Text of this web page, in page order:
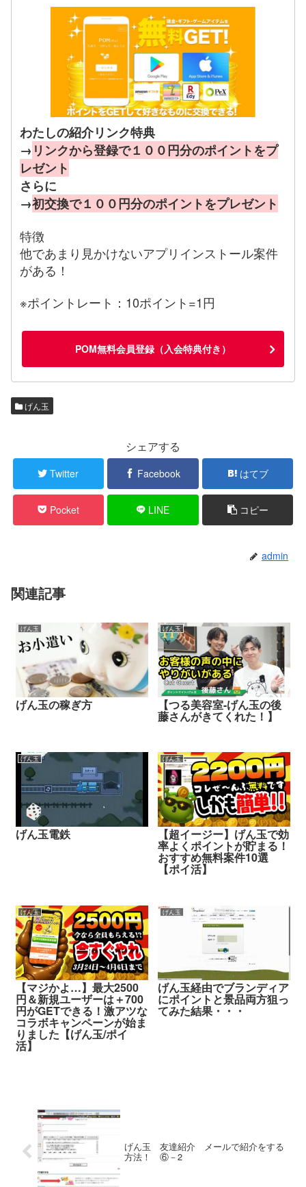
わたしの紹介リンク特典
→ リンクから登録で１００円分のポイントをプ
レゼント
さらに
→初交換で１００円分のポイントをプレゼント
特徴
他であまり見かけないアプリインストール案件
がある！
※ポイントレート：10ポイント=1円
POM無料会員登録（入会特典付き）
げん玉
シェアする
Twitter Facebook はてブ
Pocket LINE コピー
admin
関連記事
げん玉
げん玉の稼ぎ方
げん玉
【つる美容室-げん玉の後
藤さんがきてくれた！】
げん玉
げん玉電鉄
げん玉
【超イージー】げん玉で効
率よくポイントが貯まる！
おすすめ無料案件10選
【ポイ活】
げん玉
【マジかよ…】最大2500
円＆新規ユーザーは＋700
円がGETできる！激アツな
コラボキャンペーンが始ま
りました【げん玉/ポイ
活】
げん玉
げん玉経由でブランディア
にポイントと景品両方狙っ
てみた結果・・・
げん玉 友達紹介 メールで紹介をする
方法！ ⑥－2